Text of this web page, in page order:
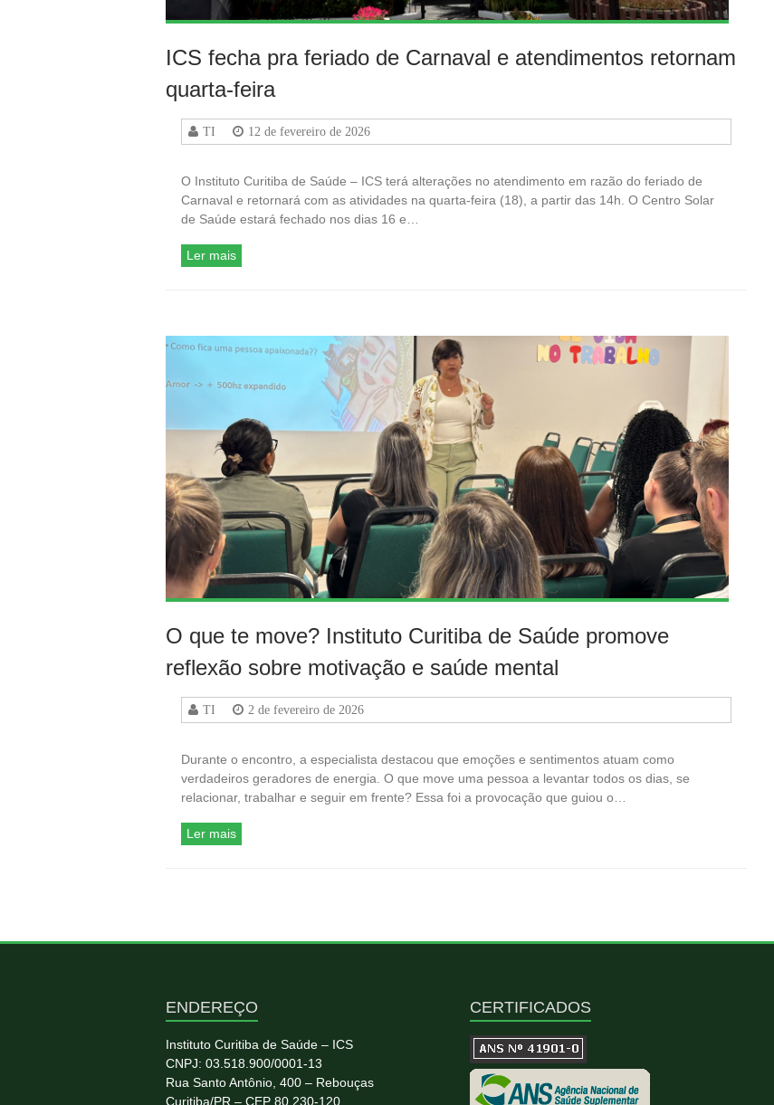
ICS fecha pra feriado de Carnaval e atendimentos retornam
quarta-feira
TI 12 de fevereiro de 2026
O Instituto Curitiba de Saúde – ICS terá alterações no atendimento em razão do feriado de
Carnaval e retornará com as atividades na quarta-feira (18), a partir das 14h. O Centro Solar
de Saúde estará fechado nos dias 16 e…
Ler mais
O que te move? Instituto Curitiba de Saúde promove
reflexão sobre motivação e saúde mental
TI 2 de fevereiro de 2026
Durante o encontro, a especialista destacou que emoções e sentimentos atuam como
verdadeiros geradores de energia. O que move uma pessoa a levantar todos os dias, se
relacionar, trabalhar e seguir em frente? Essa foi a provocação que guiou o…
Ler mais
ENDEREÇO
Instituto Curitiba de Saúde – ICS
CNPJ: 03.518.900/0001-13
Rua Santo Antônio, 400 – Rebouças
Curitiba/PR – CEP 80.230-120
CERTIFICADOS